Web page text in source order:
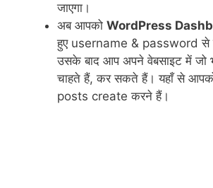
जाएगा।
अब आपको WordPress
हुए username & password से
उसके बाद आप अपने वेबसाइट में जो
चाहते हैं, कर सकते हैं। यहाँ से
posts create करने हैं।